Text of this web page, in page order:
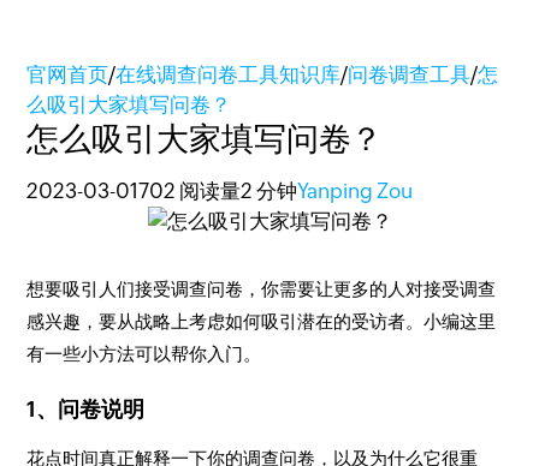
官网首页/在线调查问卷工具知识库/问卷调查工具/怎
么吸引大家填写问卷？
怎么吸引大家填写问卷？
2023-03-01702 阅读量2 分钟Yanping Zou
想要吸引人们接受调查问卷，你需要让更多的人对接受调查
感兴趣，要从战略上考虑如何吸引潜在的受访者。小编这里
有一些小方法可以帮你入门。
1、问卷说明
花点时间真正解释一下你的调查问卷，以及为什么它很重